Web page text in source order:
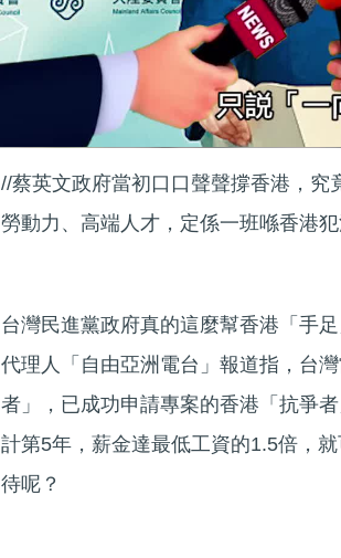
//蔡英文政府當初口口聲聲撐香港，
勞動力、高端人才，定係一班喺香港
台灣民進黨政府真的這麼幫香港「手
代理人「自由亞洲電台」報道指，台
者」，已成功申請專案的香港「抗爭
計第5年，薪金達最低工資的1.5倍，
待呢？